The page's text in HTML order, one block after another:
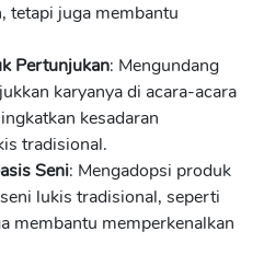
tetapi juga membantu
Pertunjukan: Mengundang
karyanya di acara-acara
kesadaran
tradisional.
Seni: Mengadopsi produk
lukis tradisional, seperti
membantu memperkenalkan